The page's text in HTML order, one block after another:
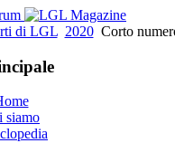
di LGL 2020 Corto
siamo